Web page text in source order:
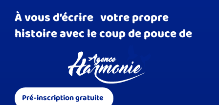
À vous d’écrire votre propre
histoire avec le coup de pouce de
Pré-inscription gratuite